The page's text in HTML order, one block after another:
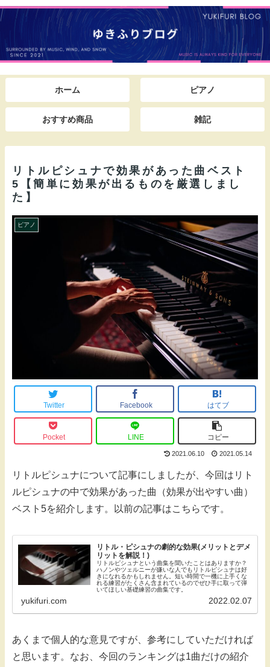
ホーム ピアノ
おすすめ商品 雑記
リトルピシュナで効果があった曲ベスト
5【簡単に効果が出るものを厳選しまし
た】
ピアノ
Twitter Facebook はてブ
Pocket LINE コピー
2021.06.10 2021.05.14
リトルピシュナについて記事にしましたが、今回はリト
ルピシュナの中で効果があった曲（効果が出やすい曲）
ベスト5を紹介します。以前の記事はこちらです。
リトル・ピシュナの劇的な効果(メリットとデメ
リットを解説！)
リトルピシュナという曲集を聞いたことはありますか？
ハノンやツェルニーが嫌いな人でもリトルピシュナは好
きになれるかもしれません。短い時間で一機に上手くな
れる練習がたくさん含まれているのでぜひ手に取って弾
いてほしい基礎練習の曲集です。
yukifuri.com 2022.02.07
あくまで個人的な意見ですが、参考にしていただければ
と思います。なお、今回のランキングは1曲だけの紹介